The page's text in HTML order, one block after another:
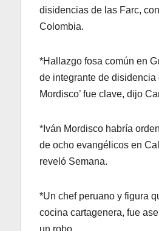
disidencias de las Farc,
Colombia.
*Hallazgo fosa común en
de integrante de disidencia
Mordisco’ fue clave, dijo
*Iván Mordisco habría
de ocho evangélicos en
reveló Semana.
*Un chef peruano y figura
cocina cartagenera, fue